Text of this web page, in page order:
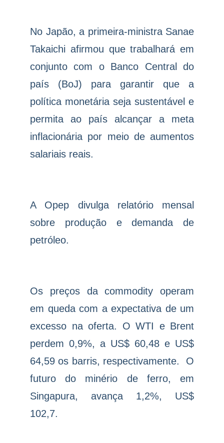
No Japão, a primeira-ministra Sanae
Takaichi afirmou que trabalhará em
conjunto com o Banco Central do
país (BoJ) para garantir que a
política monetária seja sustentável e
permita ao país alcançar a meta
inflacionária por meio de aumentos
salariais reais.
A Opep divulga relatório mensal
sobre produção e demanda de
petróleo.
Os preços da commodity operam
em queda com a expectativa de um
excesso na oferta. O WTI e Brent
perdem 0,9%, a US$ 60,48 e US$
64,59 os barris, respectivamente.
O
futuro do minério de ferro, em
Singapura, avança 1,2%, US$
102,7.